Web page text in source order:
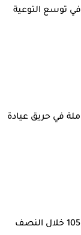
توسع التوعية
في حريق عيادة
الصحة: ارتفاع الإقبال على الخط الساخن 105 خلال النصف